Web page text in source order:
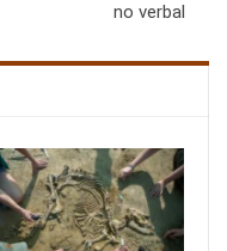
no verbal